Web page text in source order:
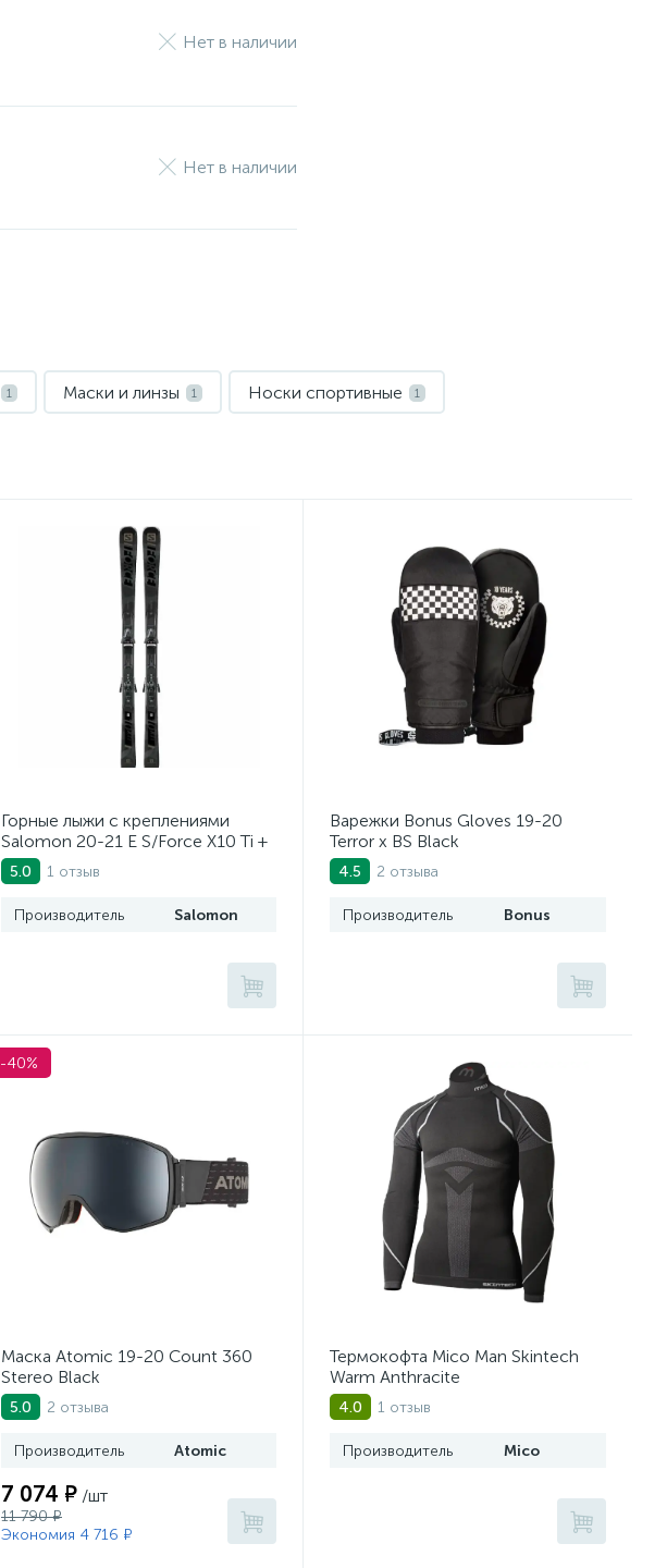
Нет в наличии
Нет в наличии
1 Маски и линзы 1 Носки спортивные 1
Горные лыжи с креплениями
Salomon 20-21 E S/Force X10 Ti +
кр. E Z12 GW (40550210)
5.0 1 отзыв
Производитель Salomon
Варежки Bonus Gloves 19-20
Terror x BS Black
4.5 2 отзыва
Производитель Bonus
-40%
Маска Atomic 19-20 Count 360
Stereo Black
5.0 2 отзыва
Производитель Atomic
7 074 ₽ /шт
11 790 ₽
Экономия 4 716 ₽
Термокофта Mico Man Skintech
Warm Anthracite
4.0 1 отзыв
Производитель Mico